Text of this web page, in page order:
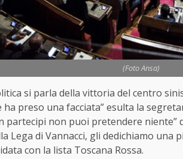
(Foto Ansa)
si parla della vittoria del centro
preso una facciata” esulta la
partecipi non puoi pretendere niente”
Lega di Vannacci, gli dedichiamo una
con la lista Toscana Rossa.